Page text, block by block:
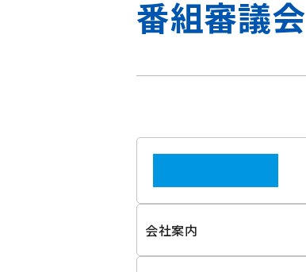
番組審議会
会社案内